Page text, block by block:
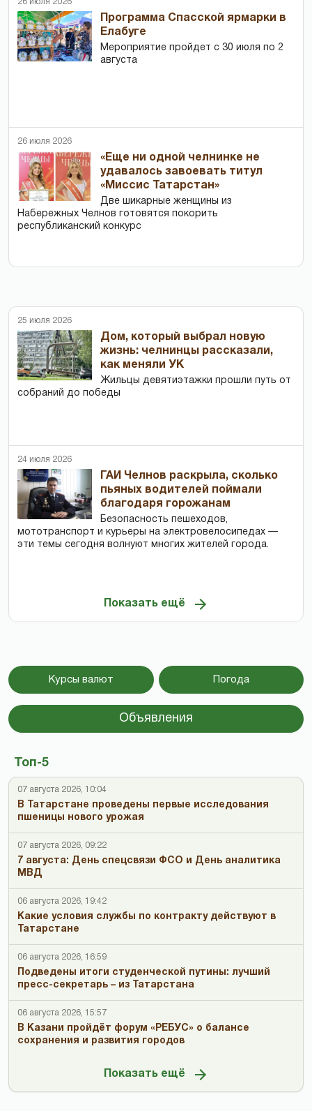
26 июля 2026
Программа Спасской ярмарки в
Елабуге
Мероприятие пройдет с 30 июля по 2
августа
26 июля 2026
«Еще ни одной челнинке не
удавалось завоевать титул
«Миссис Татарстан»
Две шикарные женщины из
Набережных Челнов готовятся покорить
республиканский конкурс
25 июля 2026
Дом, который выбрал новую
жизнь: челнинцы рассказали,
как меняли УК
Жильцы девятиэтажки прошли путь от
собраний до победы
24 июля 2026
ГАИ Челнов раскрыла, сколько
пьяных водителей поймали
благодаря горожанам
Безопасность пешеходов,
мототранспорт и курьеры на электровелосипедах —
эти темы сегодня волнуют многих жителей города.
Показать ещё
Курсы валют Погода
Объявления
Топ-5
07 августа 2026, 10:04
В Татарстане проведены первые исследования
пшеницы нового урожая
07 августа 2026, 09:22
7 августа: День спецсвязи ФСО и День аналитика
МВД
06 августа 2026, 19:42
Какие условия службы по контракту действуют в
Татарстане
06 августа 2026, 16:59
Подведены итоги студенческой путины: лучший
пресс-секретарь – из Татарстана
06 августа 2026, 15:57
В Казани пройдёт форум «РЕБУС» о балансе
сохранения и развития городов
Показать ещё